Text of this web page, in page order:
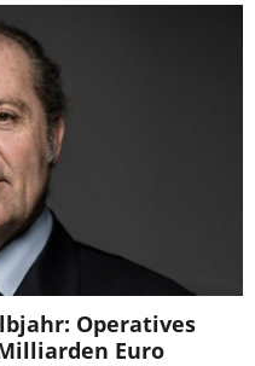
Operatives
Euro